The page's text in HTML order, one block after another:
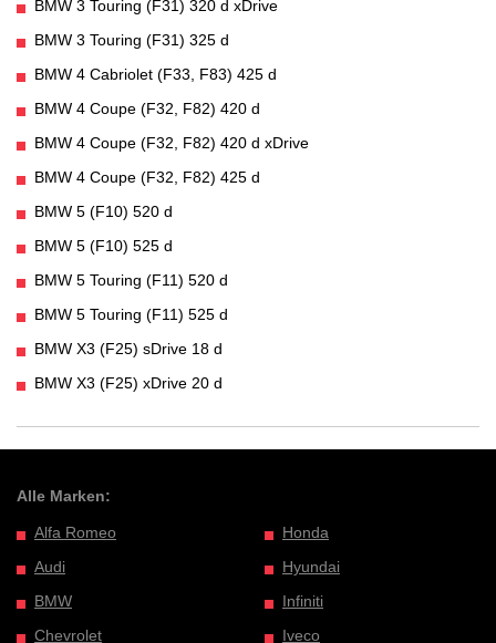
BMW 3 Touring (F31) 320 d xDrive
BMW 3 Touring (F31) 325 d
BMW 4 Cabriolet (F33, F83) 425 d
BMW 4 Coupe (F32, F82) 420 d
BMW 4 Coupe (F32, F82) 420 d xDrive
BMW 4 Coupe (F32, F82) 425 d
BMW 5 (F10) 520 d
BMW 5 (F10) 525 d
BMW 5 Touring (F11) 520 d
BMW 5 Touring (F11) 525 d
BMW X3 (F25) sDrive 18 d
BMW X3 (F25) xDrive 20 d
Alle Marken:
Alfa Romeo
Audi
BMW
Chevrolet
Honda
Hyundai
Infiniti
Iveco